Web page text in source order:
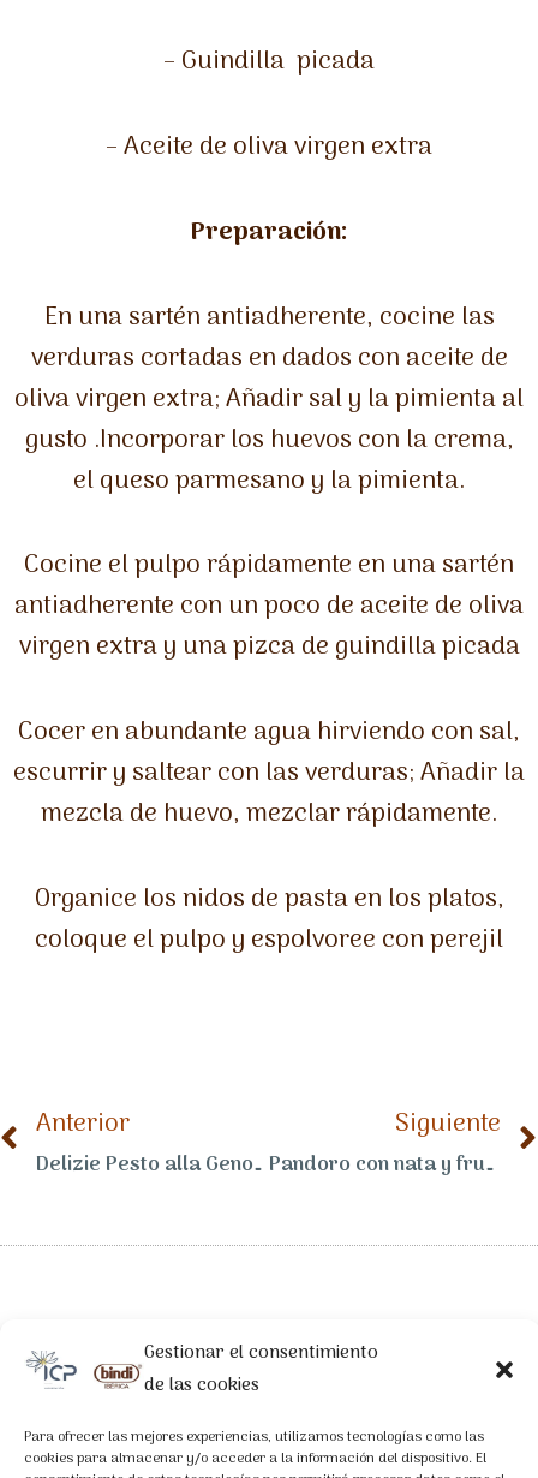
Gestionar el consentimiento
de las cookies
Para ofrecer las mejores experiencias, utilizamos tecnologías como las
cookies para almacenar y/o acceder a la información del dispositivo. El
– Guindilla picada
– Aceite de oliva virgen extra
Preparación:
En una sartén antiadherente, cocine las
verduras cortadas en dados con aceite de
oliva virgen extra; Añadir sal y la pimienta al
gusto .Incorporar los huevos con la crema,
el queso parmesano y la pimienta.
Cocine el pulpo rápidamente en una sartén
antiadherente con un poco de aceite de oliva
virgen extra y una pizca de guindilla picada
Cocer en abundante agua hirviendo con sal,
escurrir y saltear con las verduras; Añadir la
mezcla de huevo, mezclar rápidamente.
Organice los nidos de pasta en los platos,
coloque el pulpo y espolvoree con perejil
Anterior
Delizie Pesto alla Genovese con melanzane viola trifolate e peperoni rossi arrostiti
Siguiente
Pandoro con nata y frutos del bosque
LEGAL
Política de Privacidad